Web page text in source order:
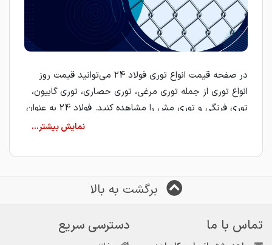
در صفحه قیمت انواع توری فولاد 24 می‌توانید قیمت روز
انواع توری از جمله توری مرغی، توری حصاری، توری گابیون،
توری فرنگی و توری مش را مشاهده کنید. فولاد 24 به عنوان
یک مرجع تخصصی بازار آهن، با معرفی تأمین‌کنندگان و
گزینه برای خرید انواع توری را برای کاربران فراهم می‌کند.
خرید انواع توری
نیاز، ضخامت مفتول و جنس توری را مشخص کنید. هر کدام
از انواع توری با توجه به نوع بافت، ضخامت سیم و نوع
برگشت به بالا
تماس با ما
دسترسی سریع